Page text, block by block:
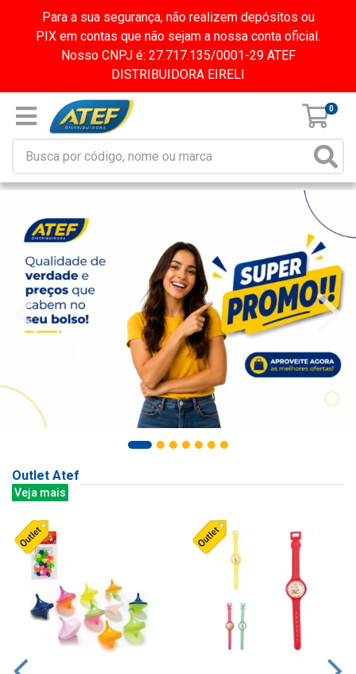
Para a sua segurança, não realizem depósitos ou
PIX em contas que não sejam a nossa conta oficial.
Nosso CNPJ é: 27.717.135/0001-29 ATEF
DISTRIBUIDORA EIRELI
0
Outlet Atef
Veja mais